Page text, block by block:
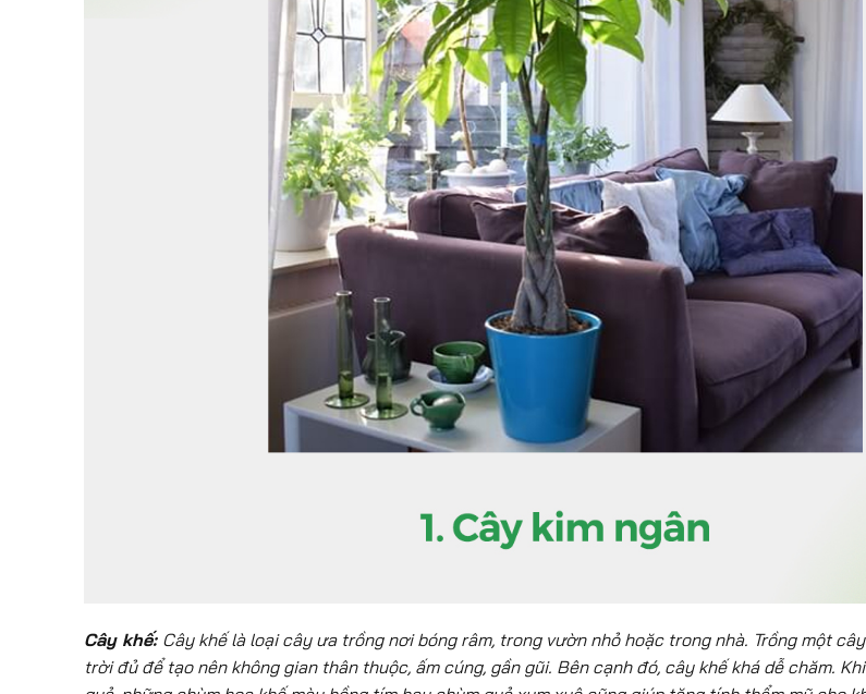
Cây khế: Cây khế là loại cây ưa trồng nơi bóng râm, trong vườn nhỏ hoặc trong nhà. Trồng một
trời đủ để tạo nên không gian thân thuộc, ấm cúng, gần gũi. Bên cạnh đó, cây khế khá dễ chăm.